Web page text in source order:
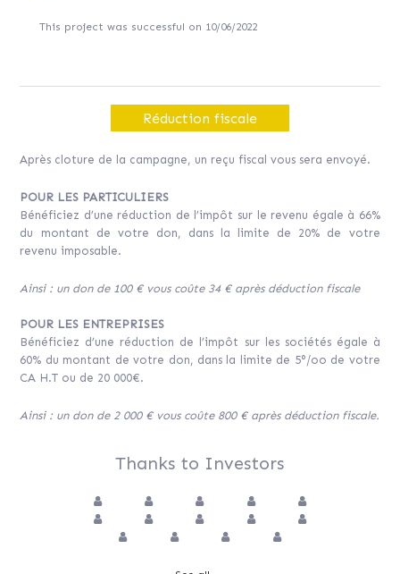
This project was successful on 10/06/2022
Réduction fiscale
Après cloture de la campagne, un reçu fiscal vous sera envoyé.
POUR LES PARTICULIERS
Bénéficiez d’une réduction de l’impôt sur le revenu égale à 66%
du montant de votre don, dans la limite de 20% de votre
revenu imposable.
Ainsi : un don de 100 € vous coûte 34 € après déduction fiscale
POUR LES ENTREPRISES
Bénéficiez d’une réduction de l’impôt sur les sociétés égale à
60% du montant de votre don, dans la limite de 5°/oo de votre
CA H.T ou de 20 000€.
Ainsi : un don de 2 000 € vous coûte 800 € après déduction fiscale.
Thanks to Investors